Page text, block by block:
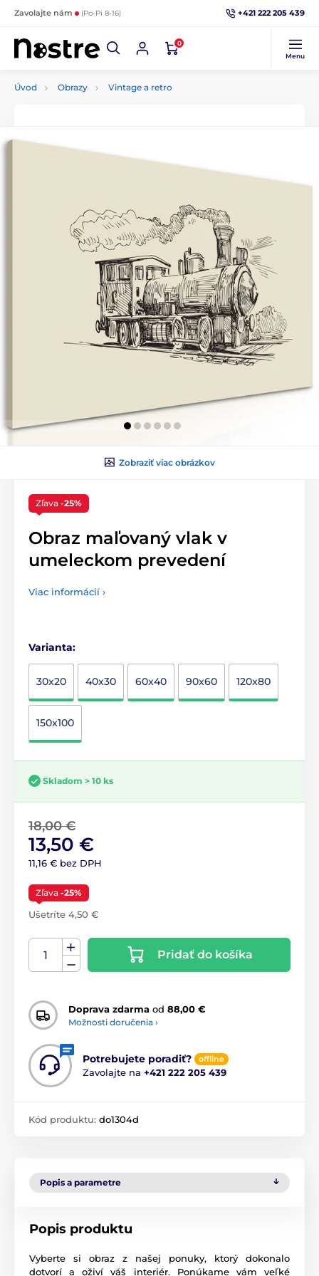
Zavolajte nám (Po-Pi 8-16) +421 222 205 439
0
Menu
Úvod Obrazy Vintage a retro
Zobraziť viac obrázkov
Zľava -25%
Obraz maľovaný vlak v
umeleckom prevedení
Viac informácií ›
Varianta:
30x20 40x30 60x40 90x60 120x80
150x100
Skladom > 10 ks
18,00 €
13,50 €
11,16 € bez DPH
Zľava -25%
Ušetríte 4,50 €
Pridať do košíka
Doprava zdarma od 88,00 €
Možnosti doručenia ›
Potrebujete poradiť? offline
Zavolajte na +421 222 205 439
Kód produktu: do1304d
Popis a parametre
Popis produktu
Vyberte si obraz z našej ponuky, ktorý dokonalo
dotvorí a oživí váš interiér. Ponúkame vám veľké